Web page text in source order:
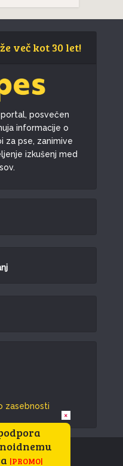
več kot 30 let!
posvečen
informacije o
za pse, zanimive
izkušenj med
zasebnosti
© 2026.
×
|PROMO|